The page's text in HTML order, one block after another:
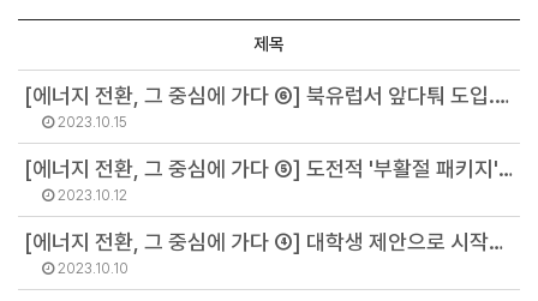
제목
[에너지 전환, 그 중심에 가다 ⑥] 북유럽서 앞다퉈 도입... 난방비 폭탄 막을 수 있는 '이것' (이대원)
2023.10.15
[에너지 전환, 그 중심에 가다 ⑤] 도전적 '부활절 패키지'에도... 이유 있는 독일의 자신감 (안병철 연구의원)
2023.10.12
[에너지 전환, 그 중심에 가다 ④] 대학생 제안으로 시작된 일... 시골 작은 마을에 쏠린 눈 (배보람 지역전환팀 팀장)
2023.10.10